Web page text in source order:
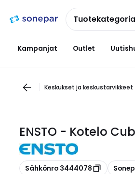
navigointiinsisältöön
Kampanjat Outlet
Keskukset ja keskustarvikkeet
ENSTO - Kotelo
Kopioi
Sähkönro 3444078 Kopioi